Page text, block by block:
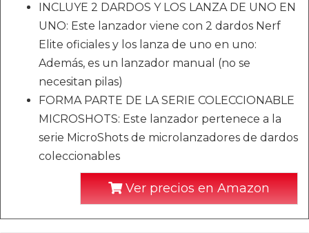
INCLUYE 2 DARDOS Y LOS LANZA DE UNO EN
UNO: Este lanzador viene con 2 dardos Nerf
Elite oficiales y los lanza de uno en uno:
Además, es un lanzador manual (no se
necesitan pilas)
FORMA PARTE DE LA SERIE COLECCIONABLE
MICROSHOTS: Este lanzador pertenece a la
serie MicroShots de microlanzadores de dardos
coleccionables
Ver precios en Amazon